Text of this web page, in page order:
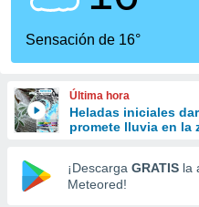
calidad.
a este
las
y
forma
digital
basada
Sensación de 16°
Última hora
Heladas iniciales
promete lluvia en la
¡Descarga GRATIS la
Meteored!